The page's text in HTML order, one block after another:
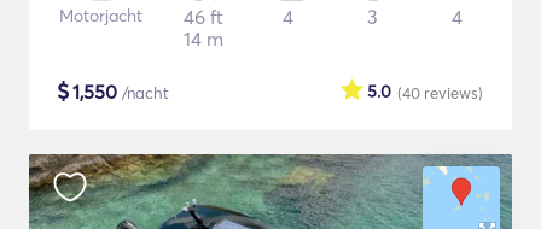
Motorjacht
46 ft
14 m
4 3 4
$1,550 /nacht (40 reviews)
5.0